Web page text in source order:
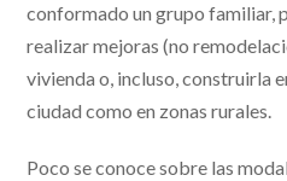
conformado un grupo familiar,
realizar mejoras (no
vivienda o, incluso, construirla
ciudad como en zonas rurales.
Poco se conoce sobre las